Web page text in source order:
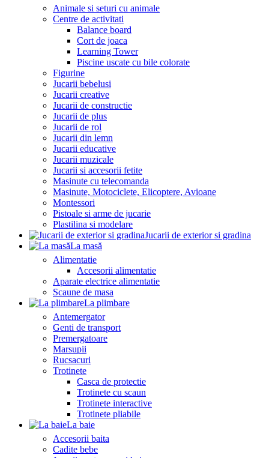
Animale si seturi cu animale
Centre de activitati
Balance board
Cort de joaca
Learning Tower
Piscine uscate cu bile colorate
Figurine
Jucarii bebelusi
Jucarii creative
Jucarii de constructie
Jucarii de plus
Jucarii de rol
Jucarii din lemn
Jucarii educative
Jucarii muzicale
Jucarii si accesorii fetite
Masinute cu telecomanda
Masinute, Motociclete, Elicoptere, Avioane
Montessori
Pistoale si arme de jucarie
Plastilina si modelare
Jucarii de exterior si gradina
La masă
Alimentatie
Accesorii alimentatie
Aparate electrice alimentatie
Scaune de masa
La plimbare
Antemergator
Genti de transport
Premergatoare
Marsupii
Rucsacuri
Trotinete
Casca de protectie
Trotinete cu scaun
Trotinete interactive
Trotinete pliabile
La baie
Accesorii baita
Cadite bebe